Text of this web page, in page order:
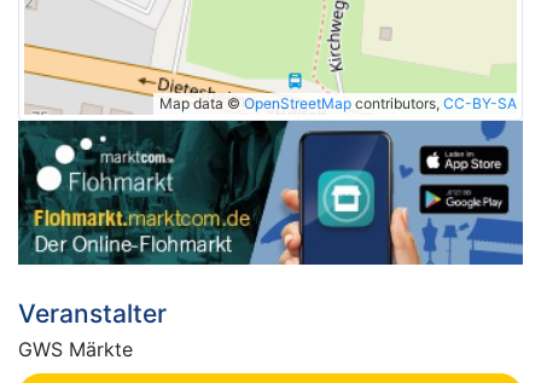
Map data © OpenStreetMap contributors, CC-BY-SA
Veranstalter
GWS Märkte